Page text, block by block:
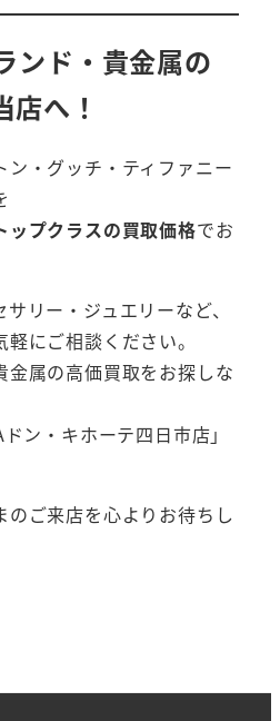
ンド・貴金属の
へ！
ン・グッチ・ティファニー
ップクラスの買取価格でお
リー・ジュエリーなど、
にご相談ください。
金属の高価買取をお探しな
ン・キホーテ四日市店」
のご来店を心よりお待ちし